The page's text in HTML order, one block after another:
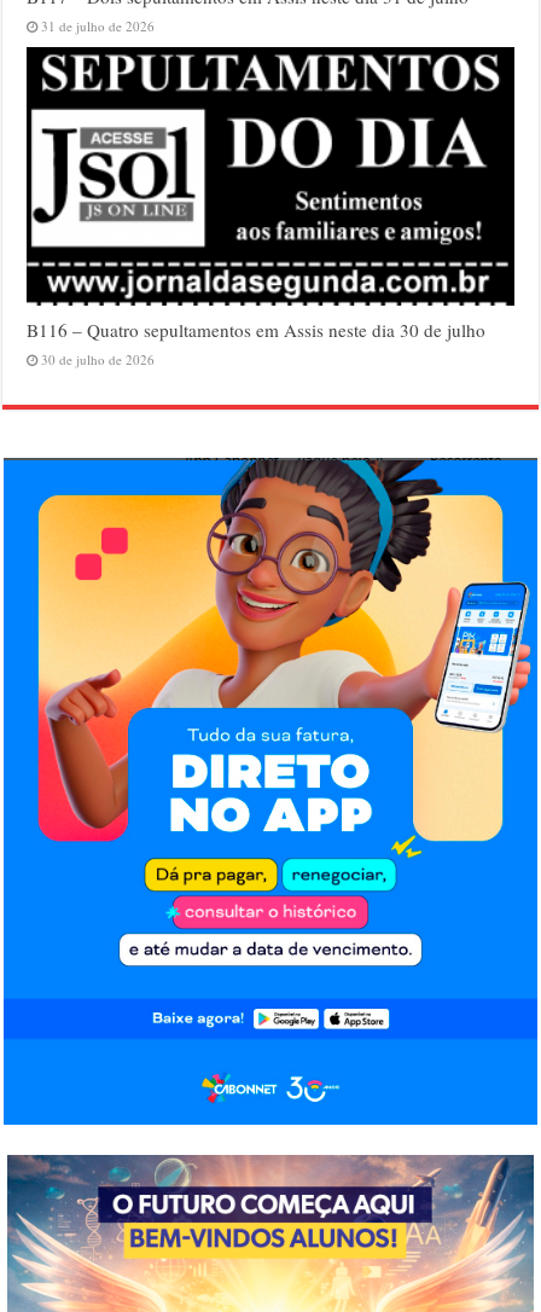
31 de julho de 2026
B116 – Quatro sepultamentos em Assis neste dia 30 de julho
30 de julho de 2026